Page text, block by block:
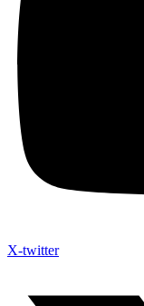
X-twitter